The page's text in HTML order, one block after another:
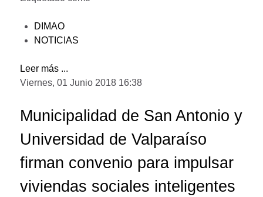
DIMAO
NOTICIAS
Leer más ...
Viernes, 01 Junio 2018 16:38
Municipalidad de San Antonio y
Universidad de Valparaíso
firman convenio para impulsar
viviendas sociales inteligentes